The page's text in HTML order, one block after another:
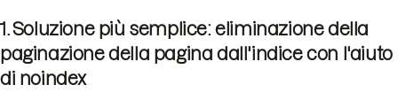
1. Soluzione più semplice: eliminazione della
paginazione della pagina dall'indice con l'aiuto
di noindex